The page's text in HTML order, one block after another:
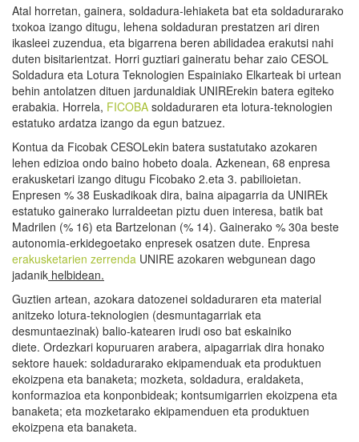
Atal horretan, gainera, soldadura-lehiaketa bat eta soldadurarako
txokoa izango ditugu, lehena soldaduran prestatzen ari diren
ikasleei zuzendua, eta bigarrena beren abilidadea erakutsi nahi
duten bisitarientzat. Horri guztiari gaineratu behar zaio CESOL
Soldadura eta Lotura Teknologien Espainiako Elkarteak bi urtean
behin antolatzen dituen jardunaldiak UNIRErekin batera egiteko
erabakia. Horrela, FICOBA soldaduraren eta lotura-teknologien
estatuko ardatza izango da egun batzuez.
Kontua da Ficobak CESOLekin batera sustatutako azokaren
lehen edizioa ondo baino hobeto doala. Azkenean, 68 enpresa
erakusketari izango ditugu Ficobako 2.eta 3. pabilioietan.
Enpresen % 38 Euskadikoak dira, baina aipagarria da UNIREk
estatuko gainerako lurraldeetan piztu duen interesa, batik bat
Madrilen (% 16) eta Bartzelonan (% 14). Gainerako % 30a beste
autonomia-erkidegoetako enpresek osatzen dute. Enpresa
erakusketarien zerrenda UNIRE azokaren webgunean dago
jadanik helbidean.
Guztien artean, azokara datozenei soldaduraren eta material
anitzeko lotura-teknologien (desmuntagarriak eta
desmuntaezinak) balio-katearen irudi oso bat eskainiko
diete. Ordezkari kopuruaren arabera, aipagarriak dira honako
sektore hauek: soldadurarako ekipamenduak eta produktuen
ekoizpena eta banaketa; mozketa, soldadura, eraldaketa,
konformazioa eta konponbideak; kontsumigarrien ekoizpena eta
banaketa; eta mozketarako ekipamenduen eta produktuen
ekoizpena eta banaketa.